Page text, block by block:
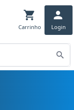
Carrinho Login